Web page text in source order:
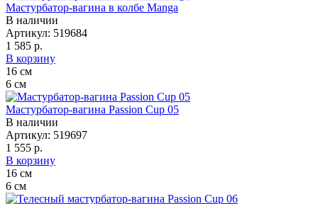
Мастурбатор-вагина в колбе Manga
В наличии
Артикул: 519684
1 585 р.
В корзину
16 см
6 см
Мастурбатор-вагина Passion Cup 05
В наличии
Артикул: 519697
1 555 р.
В корзину
16 см
6 см